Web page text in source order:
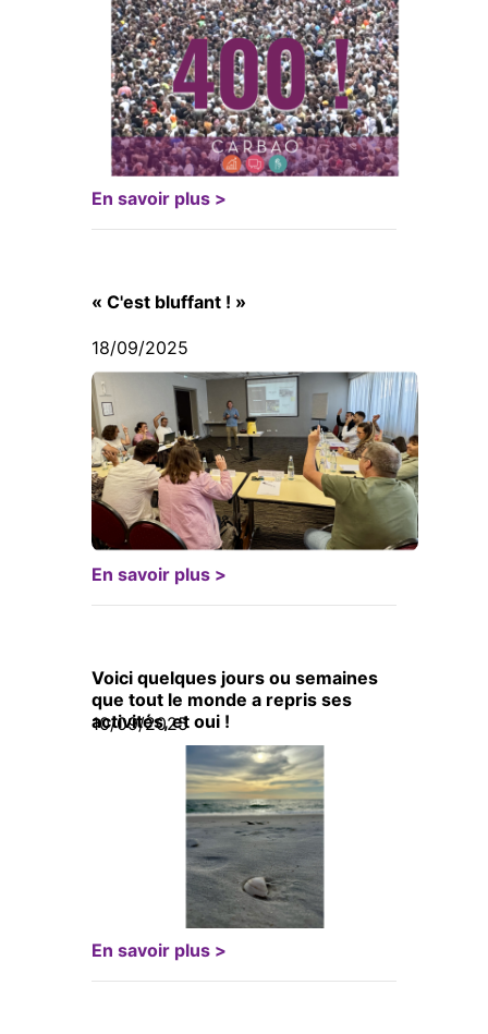
En savoir plus >
« C'est bluffant ! »
18/09/2025
En savoir plus >
Voici quelques jours ou semaines
que tout le monde a repris ses
activités, et oui !
10/09/2025
En savoir plus >